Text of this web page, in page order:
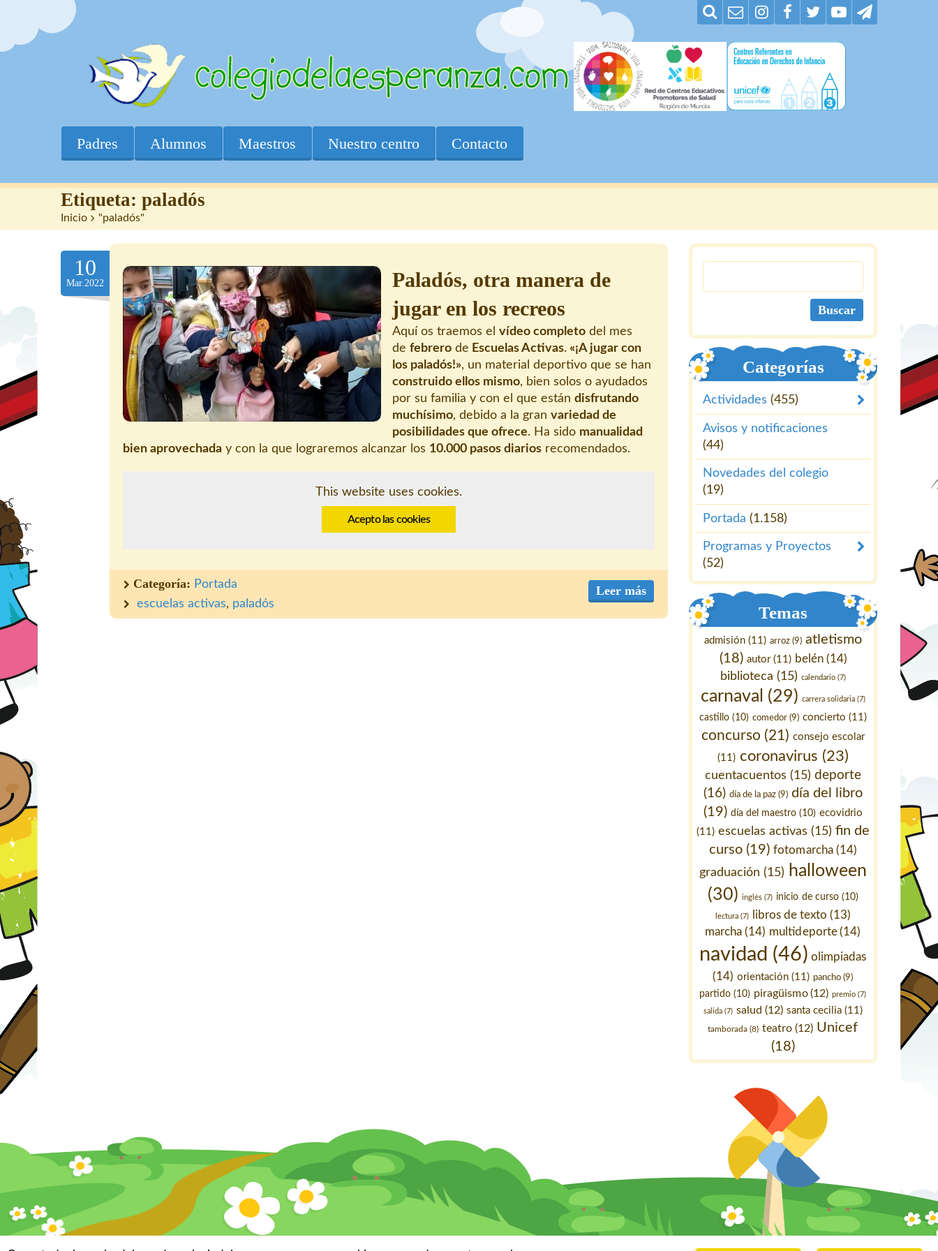
Padres Alumnos Maestros Nuestro centro Contacto
Etiqueta: paladós
Inicio > "paladós"
10
Mar.2022
Paladós, otra manera de
jugar en los recreos
Aquí os traemos elvídeo completo del mes
defebrero de Escuelas Activas. «¡A jugar con
los paladós!», un material deportivo que se han
construido ellos mismo, bien solos o ayudados
por su familia y con el que estándisfrutando
muchísimo, debido a la granvariedad de
posibilidades que ofrece. Ha sido manualidad
bien aprovechada y con la que lograremos alcanzar los 10.000 pasos diarios recomendados.
This website uses cookies.
Acepto las cookies
Leer más
Categoría: Portada
escuelas activas, paladós
Categorías
Actividades (455)
Avisos y notificaciones
(44)
Novedades del colegio
(19)
Portada (1.158)
Programas y Proyectos
(52)
Temas
admisión (11) arroz (9) atletismo
(18) autor(11) belén(14)
biblioteca (15) calendario (7)
carnaval (29) carrera solidaria (7)
castillo (10) comedor (9) concierto (11)
concurso (21) consejo escolar
(11) coronavirus (23)
cuentacuentos (15) deporte
(16) día de la paz (9) día del libro
(19) día del maestro (10) ecovidrio
(11) escuelas activas (15) fin de
curso (19) fotomarcha(14)
graduación (15)
halloween
(30) inglés (7) inicio de curso(10)
lectura (7) libros de texto (13)
marcha (14) multideporte(14)
navidad (46) olimpiadas
(14) orientación (11) pancho (9)
partido (10) piragüismo(12) premio (7)
salida (7) salud (12) santa cecilia (11)
tamborada (8) teatro (12) Unicef
(18)